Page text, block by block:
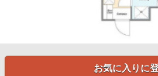
お気に入りに